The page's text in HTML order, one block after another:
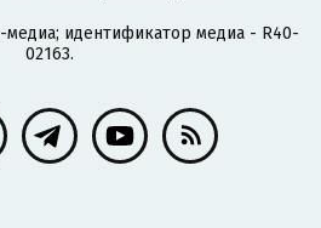
идентификатор медиа - R40-
02163.